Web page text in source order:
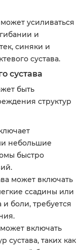
усиливаться
и
синяки и
сустава.
сустава
быть
структур
небольшие
быстро
может включать
ссадины или
боли, требуется
включать
таких как